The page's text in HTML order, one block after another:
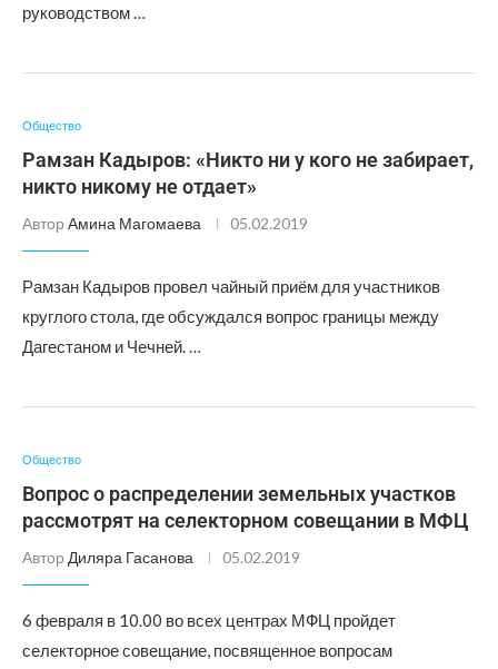
руководством …
Общество
Рамзан Кадыров: «Никто ни у кого не забирает,
никто никому не отдает»
Автор Амина Магомаева 05.02.2019
Рамзан Кадыров провел чайный приём для участников
круглого стола, где обсуждался вопрос границы между
Дагестаном и Чечней. …
Общество
Вопрос о распределении земельных участков
рассмотрят на селекторном совещании в МФЦ
Автор Диляра Гасанова 05.02.2019
6 февраля в 10.00 во всех центрах МФЦ пройдет
селекторное совещание, посвященное вопросам